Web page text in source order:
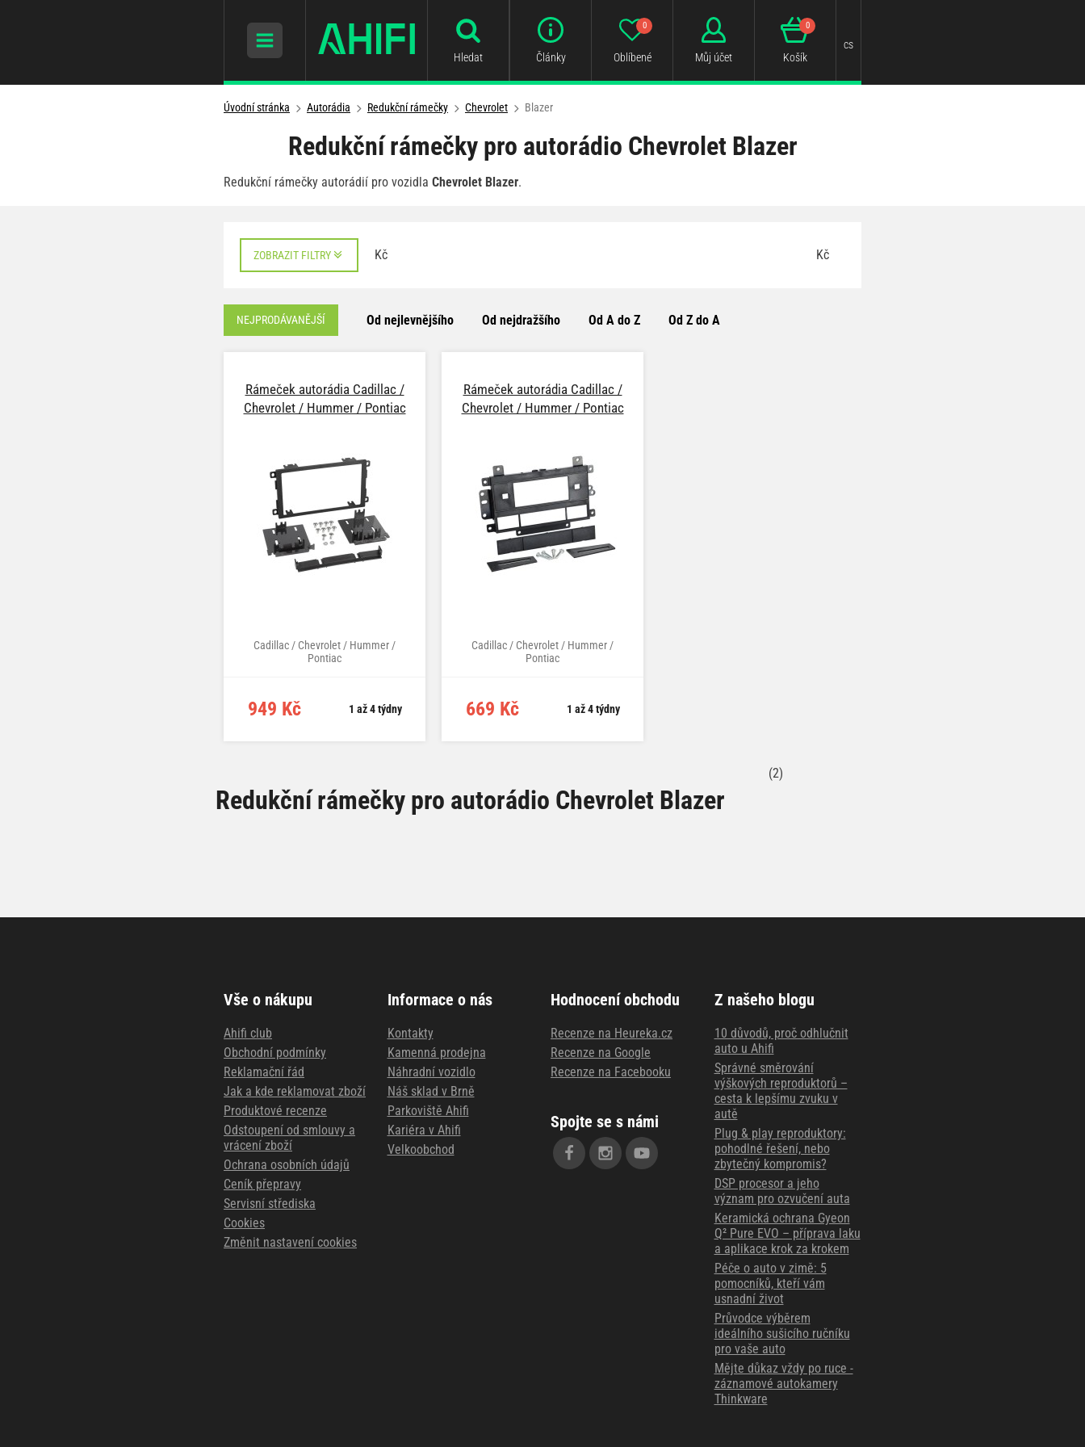
Hledat Články Oblíbené
0
Můj účet Košík
0
cs
Úvodní stránka Autorádia Redukční rámečky Chevrolet Blazer
Redukční rámečky pro autorádio Chevrolet Blazer
Redukční rámečky autorádií pro vozidla Chevrolet Blazer.
ZOBRAZIT FILTRY Kč Kč
NEJPRODÁVANĚJŠÍ Od nejlevnějšího Od nejdražšího Od A do Z Od Z do A
Rámeček autorádia Cadillac /
Chevrolet / Hummer / Pontiac
Cadillac / Chevrolet / Hummer /
Pontiac
949 Kč 1 až 4 týdny
Rámeček autorádia Cadillac /
Chevrolet / Hummer / Pontiac
Cadillac / Chevrolet / Hummer /
Pontiac
669 Kč 1 až 4 týdny
Redukční rámečky pro autorádio Chevrolet Blazer
(2)
Vše o nákupu
Ahifi club
Obchodní podmínky
Reklamační řád
Jak a kde reklamovat zboží
Produktové recenze
Odstoupení od smlouvy a
vrácení zboží
Ochrana osobních údajů
Ceník přepravy
Servisní střediska
Cookies
Změnit nastavení cookies
Informace o nás
Kontakty
Kamenná prodejna
Náhradní vozidlo
Náš sklad v Brně
Parkoviště Ahifi
Kariéra v Ahifi
Velkoobchod
Hodnocení obchodu
Recenze na Heureka.cz
Recenze na Google
Recenze na Facebooku
Spojte se s námi
Z našeho blogu
10 důvodů, proč odhlučnit
auto u Ahifi
Správné směrování
výškových reproduktorů –
cesta k lepšímu zvuku v
autě
Plug & play reproduktory:
pohodlné řešení, nebo
zbytečný kompromis?
DSP procesor a jeho
význam pro ozvučení auta
Keramická ochrana Gyeon
Q² Pure EVO – příprava laku
a aplikace krok za krokem
Péče o auto v zimě: 5
pomocníků, kteří vám
usnadní život
Průvodce výběrem
ideálního sušicího ručníku
pro vaše auto
Mějte důkaz vždy po ruce -
záznamové autokamery
Thinkware